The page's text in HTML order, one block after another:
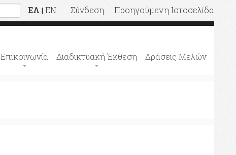
ΕΛ | EN Σύνδεση Προηγούμενη Ιστοσελίδα
Επικοινωνία Διαδικτυακή Έκθεση Δράσεις Μελών